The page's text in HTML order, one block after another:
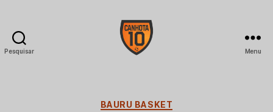
Pesquisar Menu
Categorias
BAURU BASKET